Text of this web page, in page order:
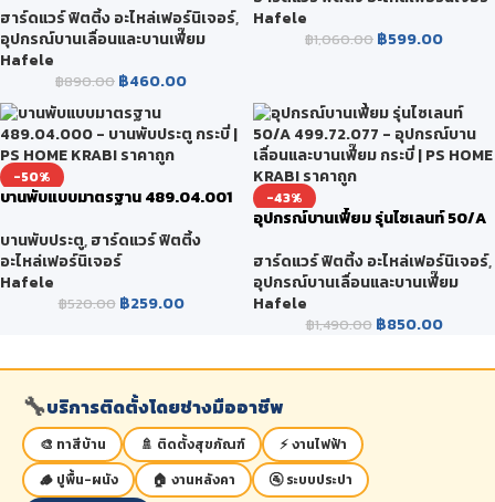
499.72.050
ฮาร์ดแวร์ ฟิตติ้ง อะไหล่เฟอร์นิเจอร์,
อุปกรณ์บานเลื่อนและบานเฟี๊ยม
Hafele
฿890.00 ฿460.00
Hafele
฿1,060.00 ฿599.00
-50%
บานพับแบบมาตรฐาน 489.04.001
บานพับประตู,ฮาร์ดแวร์ ฟิตติ้ง
อะไหล่เฟอร์นิเจอร์
Hafele
฿520.00 ฿259.00
-43%
อุปกรณ์บานเฟี้ยม รุ่นไซเลนท์ 50/A
ฮาร์ดแวร์ ฟิตติ้ง อะไหล่เฟอร์นิเจอร์,
อุปกรณ์บานเลื่อนและบานเฟี๊ยม
Hafele
฿1,490.00 ฿850.00
🔧บริการติดตั้งโดยช่างมืออาชีพ
🎨 ทาสีบ้าน 🚿 ติดตั้งสุขภัณฑ์
⚡ งานไฟฟ้า
🪵 ปูพื้น-ผนัง
🏠 งานหลังคา 🚰 ระบบประปา